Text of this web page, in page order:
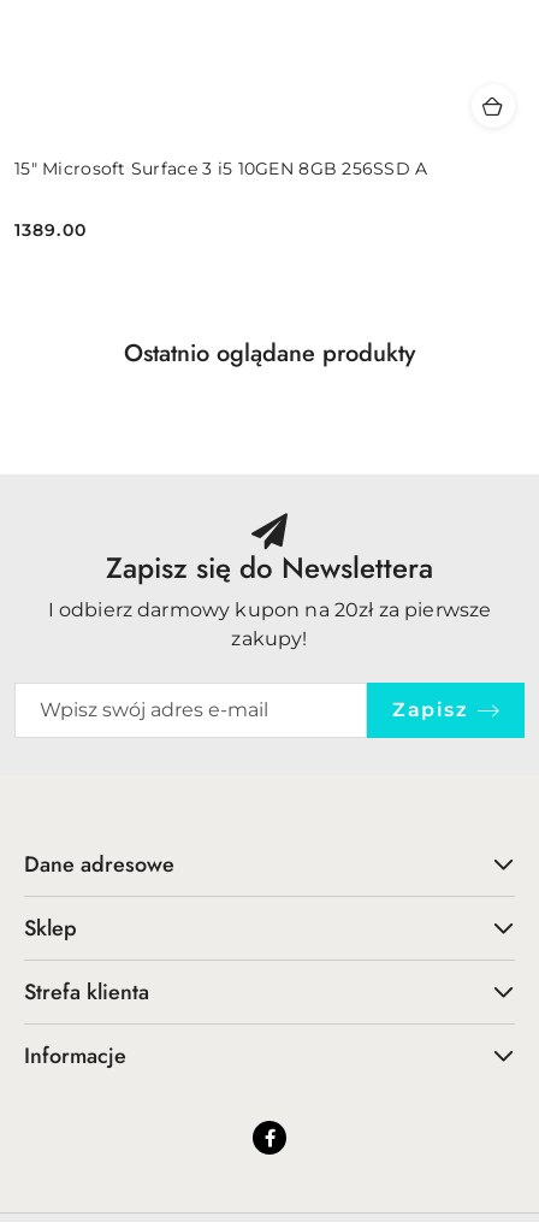
15" Microsoft Surface 3 i5 10GEN 8GB 256SSD A
Cena:
1389.00
Pomiń karuzelę produktów
Produkty
Ostatnio oglądane produkty
Zapisz się do Newslettera
I odbierz darmowy kupon na 20zł za pierwsze
zakupy!
Zapisz
Dane adresowe
Sklep
Strefa klienta
Informacje